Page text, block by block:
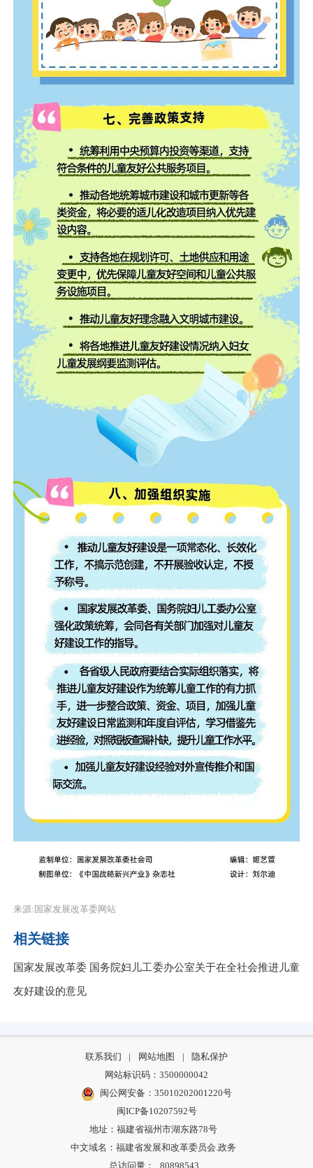
来源:国家发展改革委网站
相关链接
国家发展改革委 国务院妇儿工委办公室关于在全社会推进儿童
友好建设的意见
联系我们 | 网站地图 |
隐私保护
网站标识码：3500000042
闽公网安备：35010202001220号
闽ICP备10207592号
地址：福建省福州市湖东路78号
中文域名：福建省发展和改革委员会.政务
总访问量：
80898543